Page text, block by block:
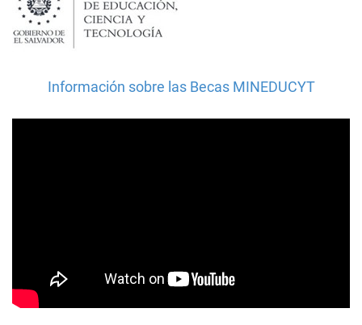
Información sobre las Becas MINEDUCYT